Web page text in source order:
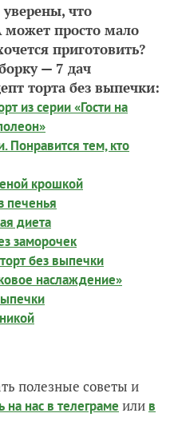
что
может просто мало
приготовить?
— 7 дач
торта без выпечки:
из серии «Гости на
Понравится тем, кто
крошкой
печенья
диета
заморочек
без выпечки
наслаждение»
полезные советы и
на нас в телеграме или в